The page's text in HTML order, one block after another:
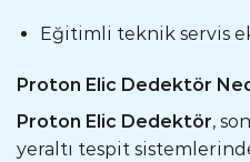
Eğitimli teknik servis
Proton Elic Dedektör
Proton Elic Dedektör,
yeraltı tespit